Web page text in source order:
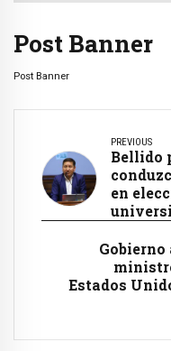
Post Banner
Post Banner
PREVIOUS
Bellido
en
Estados